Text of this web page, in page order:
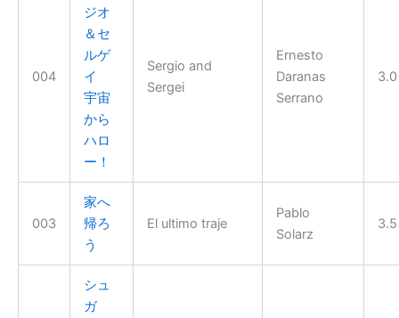
004
ジオ
＆セ
ルゲ
イ
宇宙
から
ハロ
ー！
Sergio and
Sergei
Ernesto
Daranas
Serrano
3.0
003
家へ
帰ろ
う
El ultimo traje
Pablo
Solarz
3.5
シュ
ガ